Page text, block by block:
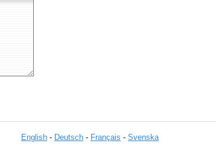
English - Deutsch - Français - Svenska